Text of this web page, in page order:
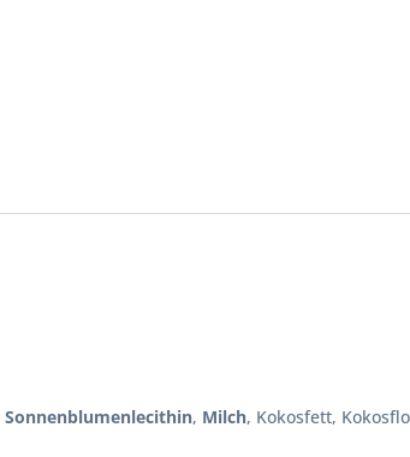
Sonnenblumenlecithin, Milch, Kokosfett,